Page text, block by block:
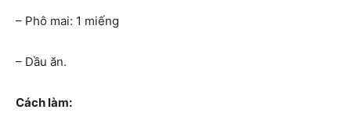
– Phô mai: 1 miếng
– Dầu ăn.
Cách làm: